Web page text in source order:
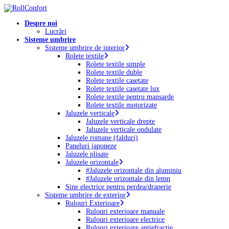
Skip
main
Menu
Despre noi
Lucrări
Sisteme umbrire
Sisteme umbrire de interior
Rolete textile
Rolete textile simple
Rolete textile duble
Rolete textile casetate
Rolete textile casetate lux
Rolete textile pentru mansarde
Rolete textile motorizate
Jaluzele verticale
Jaluzele verticale drepte
Jaluzele verticale ondulate
Jaluzele romane (falduri)
Paneluri japoneze
Jaluzele plisate
Jaluzele orizontale
#Jaluzele orizontale din aluminiu
#Jaluzele orizontale din lemn
Sine electrice pentru perdea/draperie
Sisteme umbrire de exterior
Rulouri Exterioare
Rulouri exterioare manuale
Rulouri exterioare electrice